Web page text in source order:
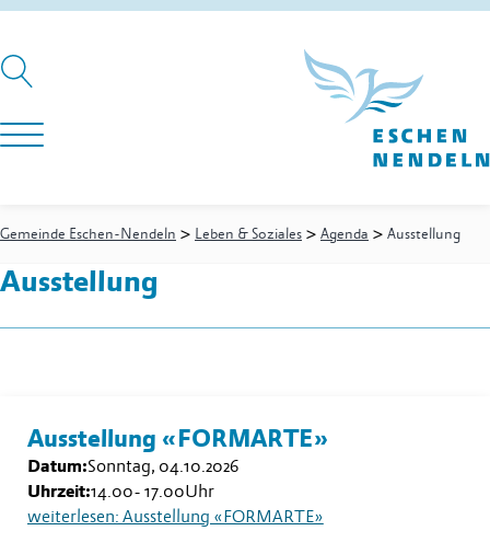
Gemeinde Eschen-Nendeln > Leben & Soziales > Agenda > Ausstellung
Ausstellung
Ausstellung «FORMARTE»
Datum:Sonntag, 04.10.2026
Uhrzeit:14.00- 17.00Uhr
weiterlesen: Ausstellung «FORMARTE»